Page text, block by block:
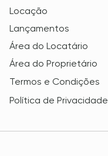
Locação
Lançamentos
Área do Locatário
Área do Proprietário
Termos e Condições
Política de Privacidade